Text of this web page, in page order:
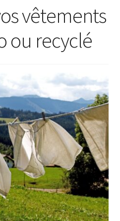
vêtements
ou recyclé